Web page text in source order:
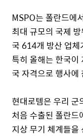
MSPO는 폴란드에
최대 규모의 국제
국 614개 방산 업체
특히 올해는 한국
국 자격으로 행사에
현대로템은 우리
처음 수출된 폴란드
지상 무기 체계들을